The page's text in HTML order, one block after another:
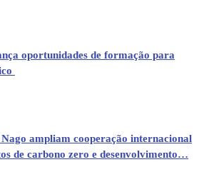
oportunidades de formação para
ampliam cooperação internacional
de carbono zero e desenvolvimento…